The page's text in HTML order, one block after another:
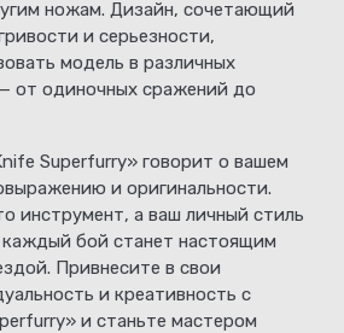
ножам. Дизайн, сочетающий
и серьезности,
модель в различных
от одиночных сражений до
Superfurry» говорит о вашем
и оригинальности.
инструмент, а ваш личный стиль
каждый бой станет настоящим
Привнесите в свои
и креативность с
и станьте мастером